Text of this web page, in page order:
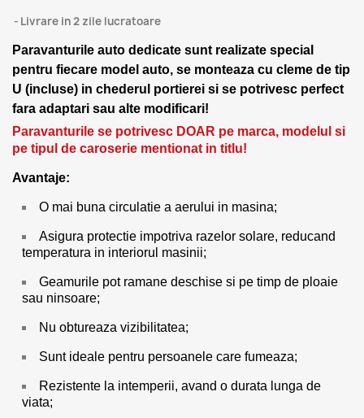
Livrare in 2 zile lucratoare
Paravanturile auto dedicate sunt realizate special
pentru fiecare model auto, se monteaza cu cleme de tip
U (incluse) in chederul portierei si se potrivesc perfect
fara adaptari sau alte modificari!
Paravanturile se potrivesc DOAR pe marca, modelul si
pe tipul de caroserie mentionat in titlu!
Avantaje:
O mai buna circulatie a aerului in masina;
Asigura protectie impotriva razelor solare, reducand
temperatura in interiorul masinii;
Geamurile pot ramane deschise si pe timp de ploaie
sau ninsoare;
Nu obtureaza vizibilitatea;
Sunt ideale pentru persoanele care fumeaza;
Rezistente la intemperii, avand o durata lunga de
viata;